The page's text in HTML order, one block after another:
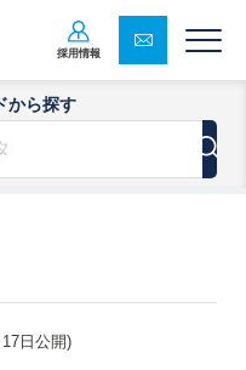
採用情報
から探す
日公開)